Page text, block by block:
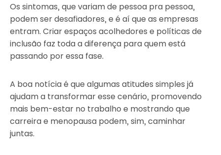
Os sintomas, que variam de pessoa pra pessoa,
podem ser desafiadores, e é aí que as empresas
entram. Criar espaços acolhedores e políticas de
inclusão faz toda a diferença para quem está
passando por essa fase.
A boa notícia é que algumas atitudes simples já
ajudam a transformar esse cenário, promovendo
mais bem-estar no trabalho e mostrando que
carreira e menopausa podem, sim, caminhar
juntas.